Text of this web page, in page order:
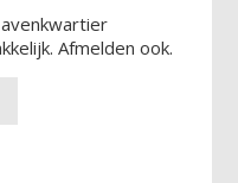
Afmelden ook.